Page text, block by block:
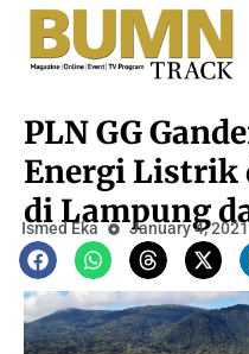
PLN GG
Energi Listrik
di Lampung
Ismed Eka January 4, 2021